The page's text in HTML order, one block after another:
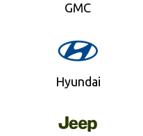
GMC
Hyundai